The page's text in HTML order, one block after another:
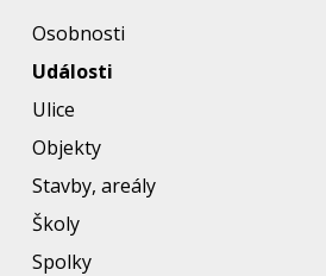
Osobnosti
Události
Ulice
Objekty
Stavby, areály
Školy
Spolky